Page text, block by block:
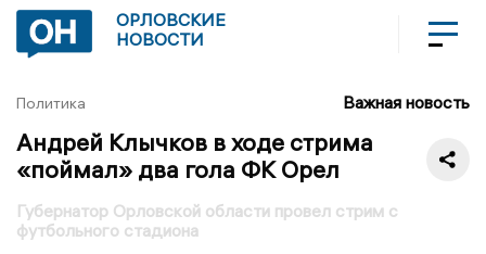
ОРЛОВСКИЕ
НОВОСТИ
Политика Важная новость
Андрей Клычков в ходе стрима
«поймал» два гола ФК Орел
Губернатор Орловской области провел стрим с
футбольного стадиона